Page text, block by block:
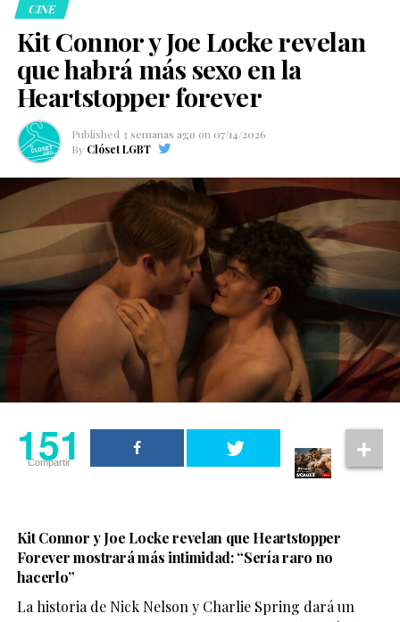
CINE
Kit Connor y Joe Locke revelan
que habrá más sexo en la
Heartstopper forever
Published 3 semanas ago on 07/14/2026
By Clóset LGBT
151
Compartir
Kit Connor y Joe Locke revelan que Heartstopper
Forever mostrará más intimidad: “Sería raro no
hacerlo”
La historia de Nick Nelson y Charlie Spring dará un